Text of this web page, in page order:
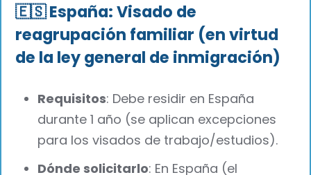
🇪🇸 España: Visado de
reagrupación familiar (en virtud
de la ley general de inmigración)
Requisitos: Debe residir en España
durante 1 año (se aplican excepciones
para los visados de trabajo/estudios).
Dónde solicitarlo: En España (el